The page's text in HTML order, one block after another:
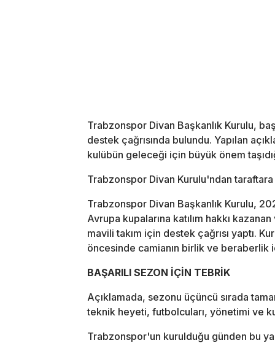
Trabzonspor Divan Başkanlık Kurulu,
destek çağrısında bulundu. Yapılan
kulübün geleceği için büyük önem
Trabzonspor Divan Kurulu'ndan
Trabzonspor Divan Başkanlık Kurulu,
Avrupa kupalarına katılım hakkı
mavili takım için destek çağrısı yaptı.
öncesinde camianın birlik ve
BAŞARILI SEZON İÇİN TEBRİK
Açıklamada, sezonu üçüncü sırada
teknik heyeti, futbolcuları, yönetimi ve
Trabzonspor'un kurulduğu günden bu